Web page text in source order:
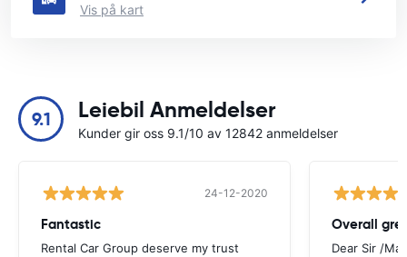
Vis på kart
9.1 Leiebil Anmeldelser
Kunder gir oss 9.1/10 av 12842 anmeldelser
24-12-2020
Fantastic
Rental Car Group deserve my trust
Overall
Dear Sir /